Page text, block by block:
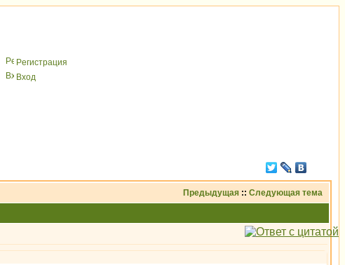
Peгиcтрaция
Вхoд
Предыдущая :: Следующая тема